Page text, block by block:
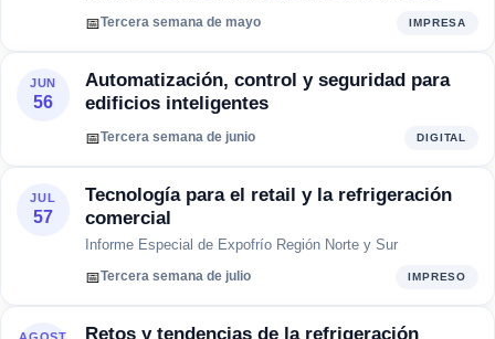
📅Tercera semana de mayo IMPRESA
JUN
56
Automatización, control y seguridad para
edificios inteligentes
📅Tercera semana de junio DIGITAL
JUL
57
Tecnología para el retail y la refrigeración
comercial
Informe Especial de Expofrío Región Norte y Sur
📅Tercera semana de julio IMPRESO
Retos y tendencias de la refrigeración